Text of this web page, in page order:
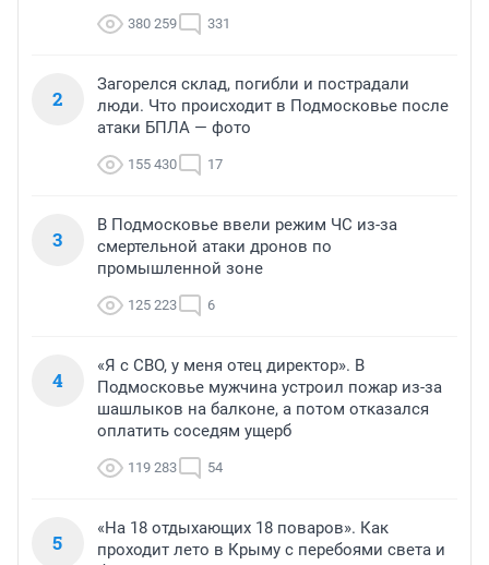
380 259 331
2
Загорелся склад, погибли и пострадали
люди. Что происходит в Подмосковье после
атаки БПЛА — фото
155 430 17
3
В Подмосковье ввели режим ЧС из-за
смертельной атаки дронов по
промышленной зоне
125 223 6
4
«Я с СВО, у меня отец директор». В
Подмосковье мужчина устроил пожар из-за
шашлыков на балконе, а потом отказался
оплатить соседям ущерб
119 283 54
5
«На 18 отдыхающих 18 поваров». Как
проходит лето в Крыму с перебоями света и